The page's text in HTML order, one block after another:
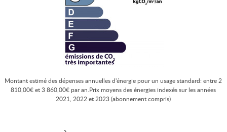
Montant estimé des dépenses annuelles d'énergie pour un usage standard: entre 2
810,00€ et 3 860,00€ par an.Prix moyens des énergies indexés sur les années
2021, 2022 et 2023 (abonnement compris)